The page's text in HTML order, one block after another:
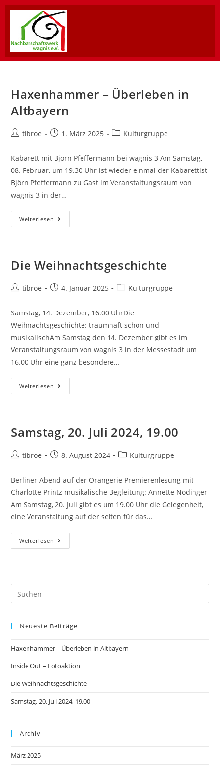
Haxenhammer – Überleben in
Altbayern
tibroe 1. März 2025 Kulturgruppe
Kabarett mit Björn Pfeffermann bei wagnis 3 Am Samstag,
08. Februar, um 19.30 Uhr ist wieder einmal der Kabarettist
Björn Pfeffermann zu Gast im Veranstaltungsraum von
wagnis 3 in der…
Weiterlesen
Die Weihnachtsgeschichte
tibroe 4. Januar 2025 Kulturgruppe
Samstag, 14. Dezember, 16.00 UhrDie
Weihnachtsgeschichte: traumhaft schön und
musikalischAm Samstag den 14. Dezember gibt es im
Veranstaltungsraum von wagnis 3 in der Messestadt um
16.00 Uhr eine ganz besondere…
Weiterlesen
Samstag, 20. Juli 2024, 19.00
tibroe 8. August 2024 Kulturgruppe
Berliner Abend auf der Orangerie Premierenlesung mit
Charlotte Printz musikalische Begleitung: Annette Nödinger
Am Samstag, 20. Juli gibt es um 19.00 Uhr die Gelegenheit,
eine Veranstaltung auf der selten für das…
Weiterlesen
Neueste Beiträge
Haxenhammer – Überleben in Altbayern
Inside Out – Fotoaktion
Die Weihnachtsgeschichte
Samstag, 20. Juli 2024, 19.00
Archiv
März 2025